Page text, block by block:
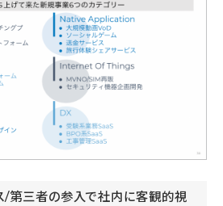
第三者の参入で社内に客観的視